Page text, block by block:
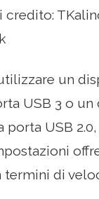
credito:
un
USB 3 o
porta USB
termini di